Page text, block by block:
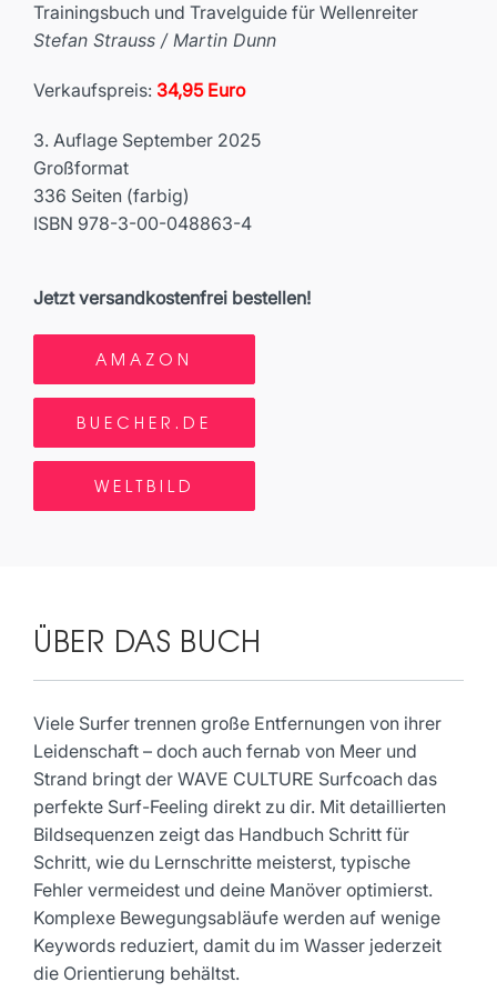
Trainingsbuch und Travelguide für Wellenreiter
Stefan Strauss / Martin Dunn
Verkaufspreis: 34,95 Euro
3. Auflage September 2025
Großformat
336 Seiten (farbig)
ISBN 978-3-00-048863-4
Jetzt versandkostenfrei bestellen!
AMAZON
BUECHER.DE
WELTBILD
ÜBER DAS BUCH
Viele Surfer trennen große Entfernungen von ihrer
Leidenschaft – doch auch fernab von Meer und
Strand bringt der WAVE CULTURE Surfcoach das
perfekte Surf-Feeling direkt zu dir. Mit detaillierten
Bildsequenzen zeigt das Handbuch Schritt für
Schritt, wie du Lernschritte meisterst, typische
Fehler vermeidest und deine Manöver optimierst.
Komplexe Bewegungsabläufe werden auf wenige
Keywords reduziert, damit du im Wasser jederzeit
die Orientierung behältst.